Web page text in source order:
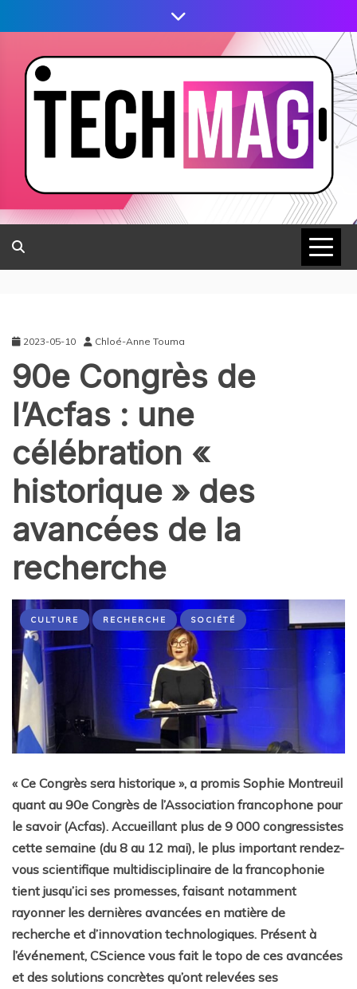
2023-05-10 Chloé-Anne Touma
90e Congrès de
l’Acfas : une
célébration «
historique » des
avancées de la
recherche
CULTURE RECHERCHE SOCIÉTÉ
« Ce Congrès sera historique », a promis Sophie Montreuil
quant au 90e Congrès de l’Association francophone pour
le savoir (Acfas). Accueillant plus de 9 000 congressistes
cette semaine (du 8 au 12 mai), le plus important rendez-
vous scientifique multidisciplinaire de la francophonie
tient jusqu’ici ses promesses, faisant notamment
rayonner les dernières avancées en matière de
recherche et d’innovation technologiques. Présent à
l’événement, CScience vous fait le topo de ces avancées
et des solutions concrètes qu’ont relevées ses